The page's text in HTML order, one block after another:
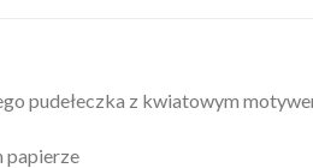
pudełeczka z kwiatowym
papierze